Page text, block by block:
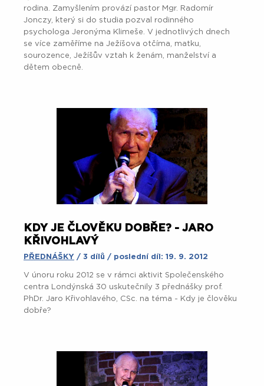
rodina. Zamyšlením provází pastor Mgr. Radomír
Jonczy, který si do studia pozval rodinného
psychologa Jeronýma Klimeše. V jednotlivých dnech
se více zaměříme na Ježíšova otčíma, matku,
sourozence, Ježíšův vztah k ženám, manželství a
dětem obecně.
KDY JE ČLOVĚKU DOBŘE? - JARO
KŘIVOHLAVÝ
PŘEDNÁŠKY / 3 dílů / poslední díl: 19. 9. 2012
V únoru roku 2012 se v rámci aktivit Společenského
centra Londýnská 30 uskutečnily 3 přednášky prof.
PhDr. Jaro Křivohlavého, CSc. na téma - Kdy je člověku
dobře?